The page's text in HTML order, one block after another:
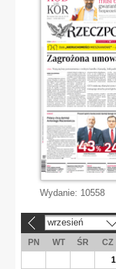
Wydanie: 10558
wrzesień
PN WT ŚR CZ
1